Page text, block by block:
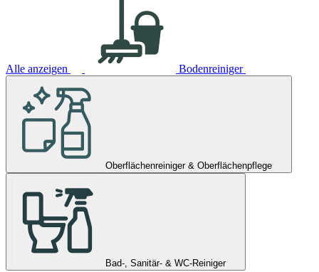
Alle anzeigen Bodenreiniger
Oberflächenreiniger & Oberflächenpflege
Bad-, Sanitär- & WC-Reiniger